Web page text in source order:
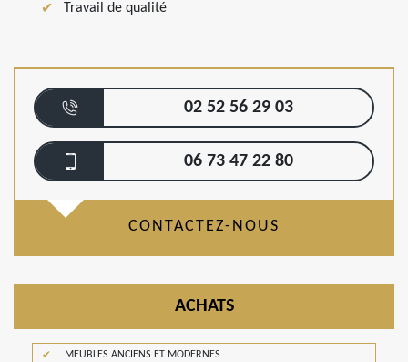
Travail de qualité
02 52 56 29 03
06 73 47 22 80
CONTACTEZ-NOUS
ACHATS
MEUBLES ANCIENS ET MODERNES